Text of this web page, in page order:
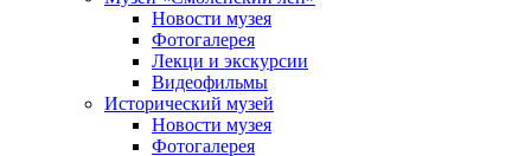
Новости музея
Фотогалерея
Лекци и экскурсии
Видеофильмы
Исторический музей
Новости музея
Фотогалерея